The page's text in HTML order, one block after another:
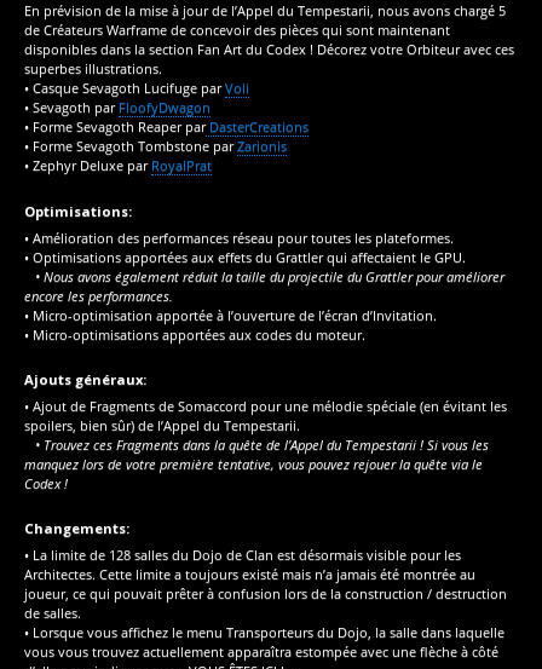
En prévision de la mise à jour de l’Appel du Tempestarii, nous avons chargé 5
de Créateurs Warframe de concevoir des pièces qui sont maintenant
disponibles dans la section Fan Art du Codex ! Décorez votre Orbiteur avec ces
superbes illustrations.
• Casque Sevagoth Lucifuge parVoli
• Sevagoth par FloofyDwagon
• Forme Sevagoth Reaper parDasterCreations
• Forme Sevagoth Tombstone parZarionis
• Zephyr Deluxe par RoyalPrat
Optimisations:
• Amélioration des performances réseau pour toutes les plateformes.
• Optimisations apportées aux effets du Grattler qui affectaient le GPU.
• Nous avons également réduit la taille du projectile du Grattler pour améliorer
encore les performances.
• Micro-optimisation apportée à l’ouverture de l’écran d’Invitation.
• Micro-optimisations apportées aux codes du moteur.
Ajouts généraux:
• Ajout de Fragments de Somaccord pour une mélodie spéciale (en évitant les
spoilers, bien sûr) de l’Appel du Tempestarii.
• Trouvez ces Fragments dans la quête de l’Appel du Tempestarii ! Si vous les
manquez lors de votre première tentative, vous pouvez rejouer la quête via le
Codex !
Changements:
• La limite de 128 salles du Dojo de Clan est désormais visible pour les
Architectes. Cette limite a toujours existé mais n’a jamais été montrée au
joueur, ce qui pouvait prêter à confusion lors de la construction / destruction
de salles.
• Lorsque vous affichez le menu Transporteurs du Dojo, la salle dans laquelle
vous vous trouvez actuellement apparaîtra estompée avec une flèche à côté